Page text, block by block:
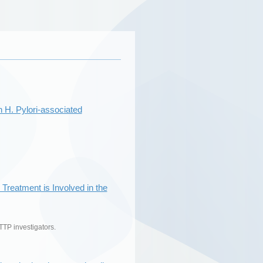
H. Pylori-associated
is Involved in the
investigators.